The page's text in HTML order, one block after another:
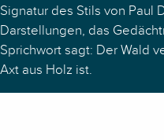
Signatur des Stils von Paul
Darstellungen, das
Sprichwort sagt: Der Wald
Axt aus Holz ist.